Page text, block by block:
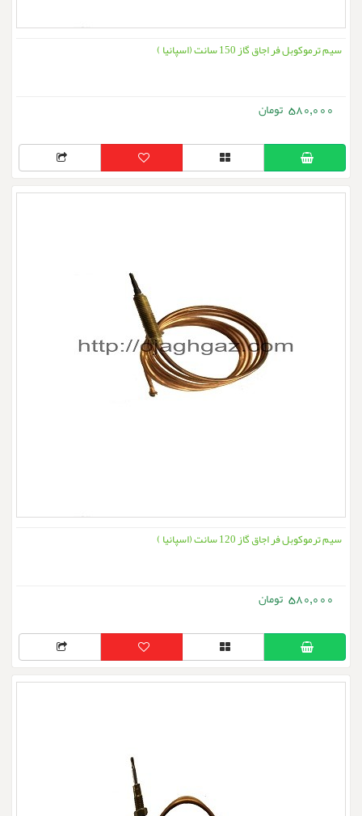
سیم ترموکوبل فر اجاق گاز 150 سانت (اسپانیا )
580,000
سیم ترموکوبل فر اجاق گاز 120 سانت (اسپانیا )
580,000